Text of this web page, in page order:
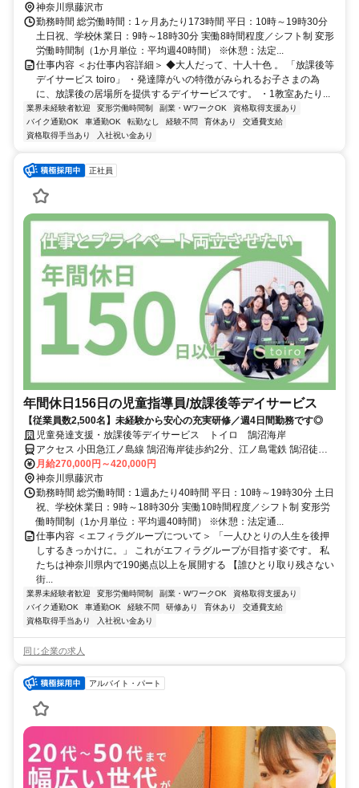
神奈川県藤沢市
勤務時間 総労働時間：1ヶ月あたり173時間 平日：10時～19時30分
土日祝、学校休業日：9時～18時30分 実働8時間程度／シフト制 変形
労働時間制（1か月単位：平均週40時間） ※休憩：法定...
仕事内容 ＜お仕事内容詳細＞ ◆大人だって、十人十色 。 「放課後等
デイサービス toiro」 ・発達障がいの特徴がみられるお子さまの為
に、放課後の居場所を提供するデイサービスです。 ・1教室あたり...
業界未経験者歓迎 変形労働時間制 副業・WワークOK
資格取得支援あり
バイク通勤OK
車通勤OK 転勤なし 経験不問 育休あり
交通費支給
資格取得手当あり
入社祝い金あり
正社員
年間休日156日の児童指導員/放課後等デイサービス
【従業員数2,500名】未経験から安心の充実研修／週4日間勤務です◎
児童発達支援・放課後等デイサービス トイロ 鵠沼海岸
アクセス 小田急江ノ島線 鵠沼海岸徒歩約2分、江ノ島電鉄 鵠沼徒歩
約15分、江ノ島電鉄 湘南海岸公園徒歩約18分
月給270,000円～420,000円
神奈川県藤沢市
勤務時間 総労働時間：1週あたり40時間 平日：10時～19時30分 土日
祝、学校休業日：9時～18時30分 実働10時間程度／シフト制 変形労
働時間制（1か月単位：平均週40時間） ※休憩：法定通...
仕事内容 ＜エフィラグループについて＞ 「一人ひとりの人生を後押
しするきっかけに。」 これがエフィラグループが目指す姿です。 私
たちは神奈川県内で190拠点以上を展開する 【誰ひとり取り残さない
街...
業界未経験者歓迎 変形労働時間制 副業・WワークOK
資格取得支援あり
バイク通勤OK
車通勤OK 経験不問 研修あり 育休あり
交通費支給
資格取得手当あり
入社祝い金あり
同じ企業の求人
アルバイト・パート